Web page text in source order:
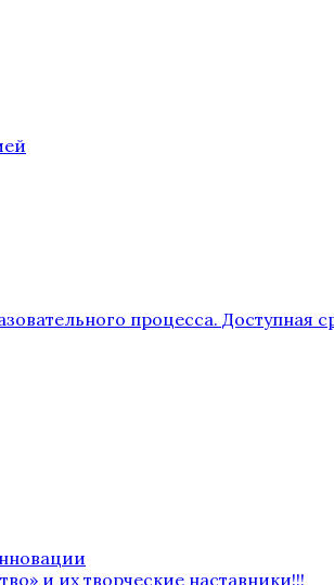
процесса. Доступная
и их творческие наставники!!!